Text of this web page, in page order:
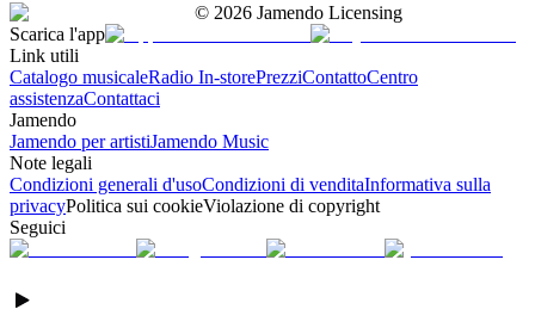
© 2026 Jamendo Licensing
Scarica l'app
Link utili
Catalogo musicaleRadio In-storePrezziContattoCentro
assistenzaContattaci
Jamendo
Jamendo per artistiJamendo Music
Note legali
Condizioni generali d'usoCondizioni di venditaInformativa sulla
privacyPolitica sui cookieViolazione di copyright
Seguici